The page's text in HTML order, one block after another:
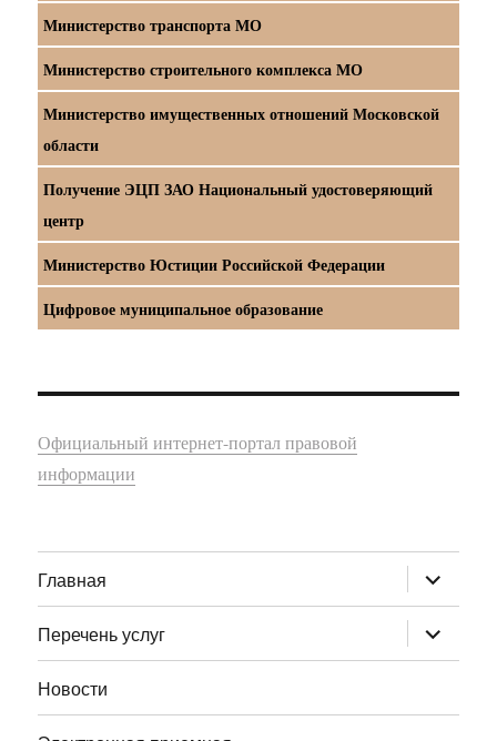
Министерство транспорта МО
Министерство строительного комплекса МО
Министерство имущественных отношений Московской
области
Получение ЭЦП ЗАО Национальный удостоверяющий
центр
Министерство Юстиции Российской Федерации
Цифровое муниципальное образование
Официальный интернет-портал правовой
информации
Главная раскрыть
дочернее
меню
Перечень услуг
раскрыть
дочернее
меню
Новости